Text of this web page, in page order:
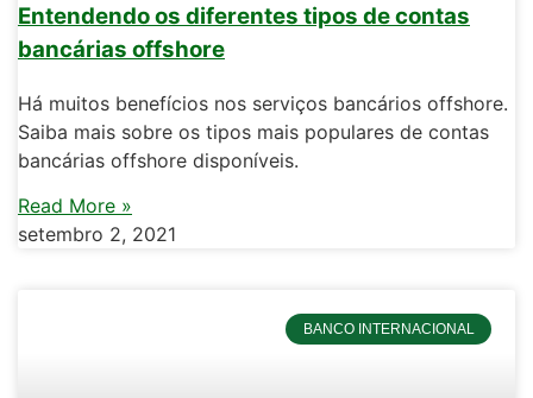
Entendendo os diferentes tipos de contas
bancárias offshore
Há muitos benefícios nos serviços bancários offshore.
Saiba mais sobre os tipos mais populares de contas
bancárias offshore disponíveis.
Read More »
setembro 2, 2021
BANCO INTERNACIONAL